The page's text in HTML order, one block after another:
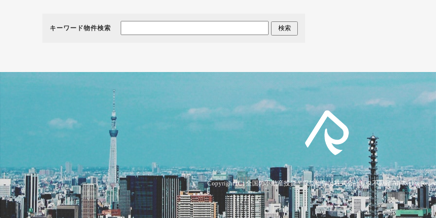
キーワード物件検索 検索
Copyright (C)全国の不動産投資・収益物件は株式会社リタ不動産All Rights